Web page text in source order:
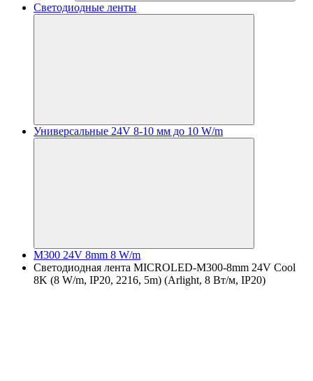
Светодиодные ленты
Универсальные 24V 8-10 мм до 10 W/m
M300 24V 8mm 8 W/m
Светодиодная лента MICROLED-M300-8mm 24V Cool
8K (8 W/m, IP20, 2216, 5m) (Arlight, 8 Вт/м, IP20)